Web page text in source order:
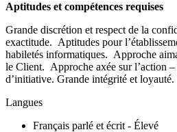
Aptitudes et compétences requises
Grande discrétion et respect de la
exactitude. Aptitudes pour
habiletés informatiques. Approche
le Client. Approche axée sur l’action
d’initiative. Grande intégrité et loyauté.
Langues
Français parlé et écrit - Élevé